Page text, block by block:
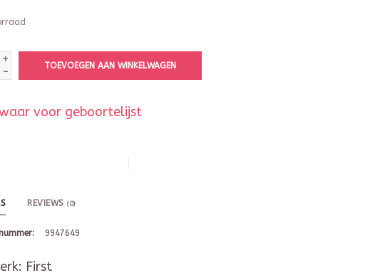
+
-
TOEVOEGEN AAN WINKELWAGEN
voor geboortelijst
REVIEWS (0)
9947649
First